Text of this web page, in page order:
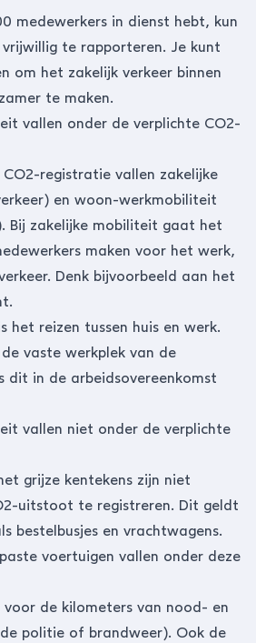
medewerkers in dienst hebt, kun
te rapporteren. Je kunt
om het zakelijk verkeer binnen
te maken.
vallen onder de verplichte CO2-
registratie vallen zakelijke
en woon-werkmobiliteit
Bij zakelijke mobiliteit gaat het
maken voor het werk,
Denk bijvoorbeeld aan het
het reizen tussen huis en werk.
vaste werkplek van de
dit in de arbeidsovereenkomst
vallen niet onder de verplichte
grijze kentekens zijn niet
uitstoot te registreren. Dit geldt
bestelbusjes en vrachtwagens.
voertuigen vallen onder deze
de kilometers van nood- en
politie of brandweer). Ook de